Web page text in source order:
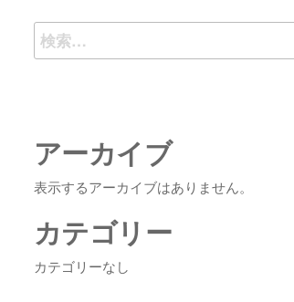
アーカイブ
表示するアーカイブはありません。
カテゴリー
カテゴリーなし